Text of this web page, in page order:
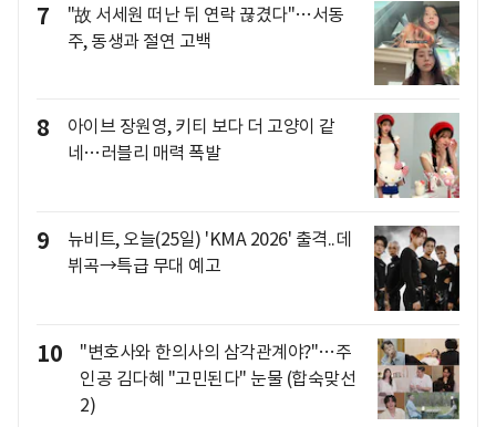
7
"故 서세원 떠난 뒤 연락 끊겼다"…서동
주, 동생과 절연 고백
8
아이브 장원영, 키티 보다 더 고양이 같
네…러블리 매력 폭발
9
뉴비트, 오늘(25일) 'KMA 2026' 출격..데
뷔곡→특급 무대 예고
10
"변호사와 한의사의 삼각관계야?"…주
인공 김다혜 "고민된다" 눈물 (합숙맞선
2)